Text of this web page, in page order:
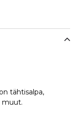
tähtisalpa,
muut.